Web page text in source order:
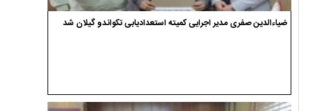
ضیاءالدین صفری مدیر اجرایی کمیته استعدادیابی تکواندو گیلان شد